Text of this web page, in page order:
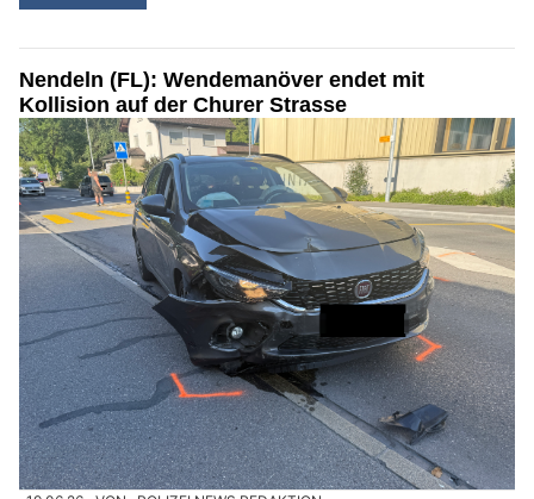
Nendeln (FL): Wendemanöver endet mit
Kollision auf der Churer Strasse